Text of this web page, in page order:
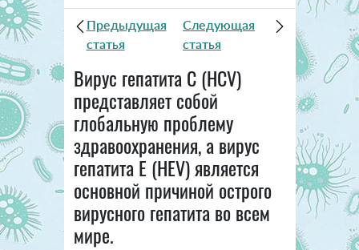
Предыдущая
статья
Следующая
статья
Вирус гепатита С (HCV)
представляет собой
глобальную проблему
здравоохранения, а вирус
гепатита Е (HEV) является
основной причиной острого
вирусного гепатита во всем
мире.